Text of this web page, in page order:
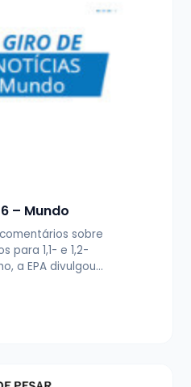
– Mundo
sobre
para 1,1- e 1,2-
a EPA divulgou…